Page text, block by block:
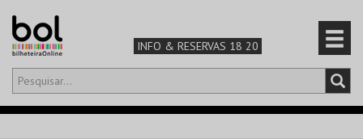
INFO & RESERVAS 18 20
Olá,iniciar sessão